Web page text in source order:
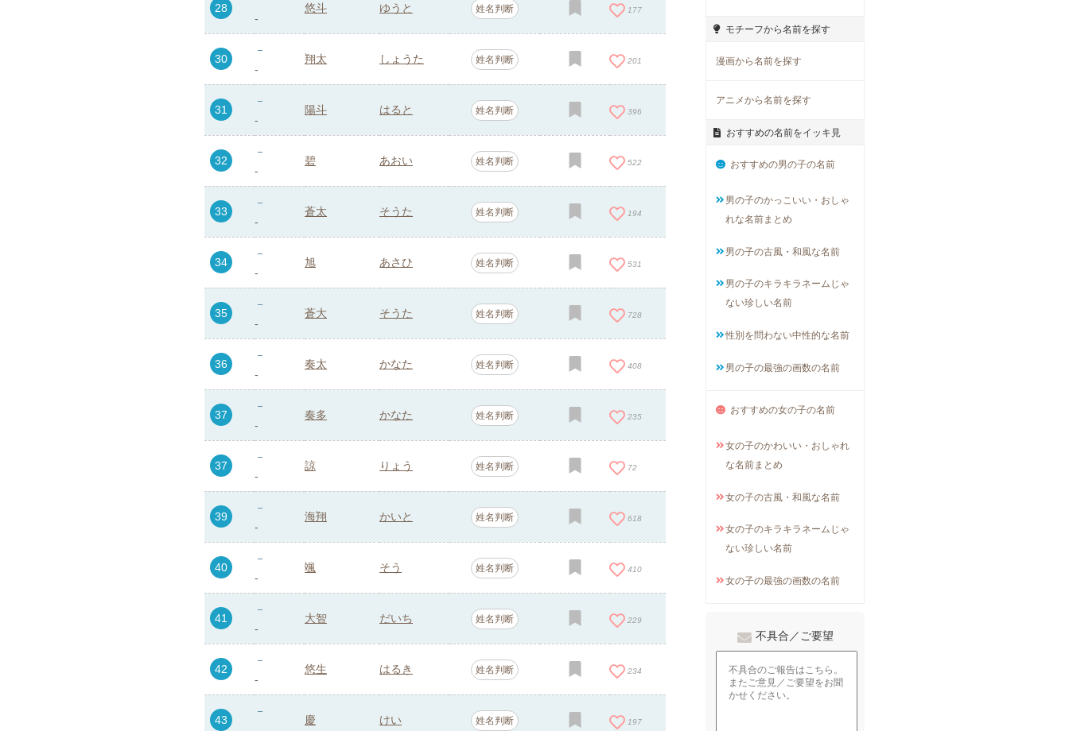
28
-
悠斗 ゆうと 姓名判断 177
30
-
翔太 しょうた 姓名判断 201
31
-
陽斗 はると 姓名判断 396
32
-
碧 あおい 姓名判断 522
33
-
蒼太 そうた 姓名判断 194
34
-
旭 あさひ 姓名判断 531
35
-
蒼大 そうた 姓名判断 728
36
-
奏太 かなた 姓名判断 408
37
-
奏多 かなた 姓名判断 235
37
-
諒 りょう 姓名判断 72
39
-
海翔 かいと 姓名判断 618
40
-
颯 そう 姓名判断 410
41
-
大智 だいち 姓名判断 229
42
-
悠生 はるき 姓名判断 234
43
慶 けい 姓名判断 197
モチーフから名前を探す
漫画から名前を探す
アニメから名前を探す
おすすめの名前をイッキ見
おすすめの男の子の名前
男の子のかっこいい・おしゃ
れな名前まとめ
男の子の古風・和風な名前
男の子のキラキラネームじゃ
ない珍しい名前
性別を問わない中性的な名前
男の子の最強の画数の名前
おすすめの女の子の名前
女の子のかわいい・おしゃれ
な名前まとめ
女の子の古風・和風な名前
女の子のキラキラネームじゃ
ない珍しい名前
女の子の最強の画数の名前
不具合／ご要望